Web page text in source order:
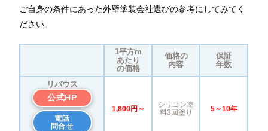
ご自身の条件にあった外壁塗装会社選びの参考にしてみてく
ださい。
1平方m
あたり
の価格
価格の
内容
保証
年数
リバウス
公式HP
電話
問合せ
1,800円～
シリコン塗
料3回塗り
5～10年